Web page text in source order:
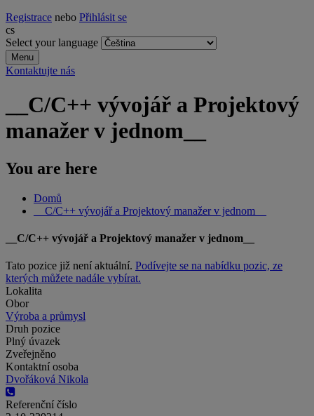
Registrace nebo Přihlásit se
cs
Select your language
Menu
Kontaktujte nás
__C/C++ vývojář a Projektový
manažer v jednom__
You are here
Domů
__C/C++ vývojář a Projektový manažer v jednom__
__C/C++ vývojář a Projektový manažer v jednom__
Tato pozice již není aktuální. Podívejte se na nabídku pozic, ze
kterých můžete nadále vybírat.
Lokalita
Obor
Výroba a průmysl
Druh pozice
Plný úvazek
Zveřejněno
Kontaktní osoba
Dvořáková Nikola
Referenční číslo